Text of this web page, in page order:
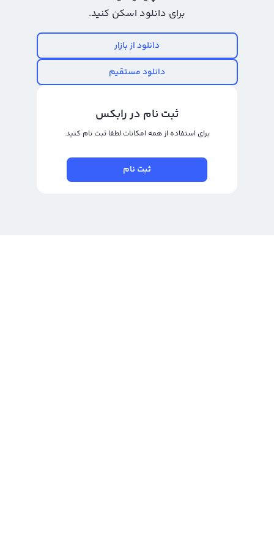
برای خرید کاوا از تمامی پلتفرم‌های مبادله ارز دیجیتال باید احراز هویت کنند. پلتفرم
مبادله ارز دیجیتال رابکس با آنلاین کردن فرآیند احراز هویت و افزایش سرعت تایید
حساب‌های کاربری، راحت‌ترین روش خرید کاوا را برای سرمایه‌گذاران و تریدرها فراهم
کرده است.
خرید و فروش سایر ارز های دیجیتال:
برای دانلود اسکن کنید.
دانلود از بازار
دانلود مستقیم
ثبت نام در رابکس
برای استفاده از همه امکانات لطفا ثبت نام کنید.
ثبت نام